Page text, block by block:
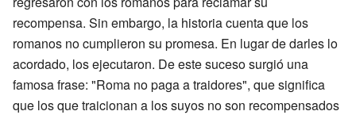
recompensa. Sin embargo, la historia cuenta que los
romanos no cumplieron su promesa. En lugar de darles lo
acordado, los ejecutaron. De este suceso surgió una
famosa frase: "Roma no paga a traidores", que significa
que los que traicionan a los suyos no son recompensados